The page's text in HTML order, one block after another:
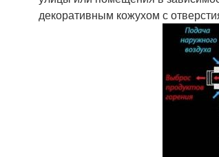
декоративным кожухом с